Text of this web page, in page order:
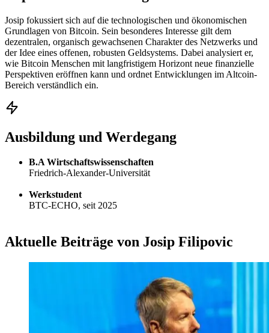
Josip fokussiert sich auf die technologischen und ökonomischen
Grundlagen von Bitcoin. Sein besonderes Interesse gilt dem
dezentralen, organisch gewachsenen Charakter des Netzwerks und
der Idee eines offenen, robusten Geldsystems. Dabei analysiert er,
wie Bitcoin Menschen mit langfristigem Horizont neue finanzielle
Perspektiven eröffnen kann und ordnet Entwicklungen im Altcoin-
Bereich verständlich ein.
Ausbildung und Werdegang
B.A Wirtschaftswissenschaften
Friedrich-Alexander-Universität
Werkstudent
BTC-ECHO, seit 2025
Aktuelle Beiträge von Josip Filipovic